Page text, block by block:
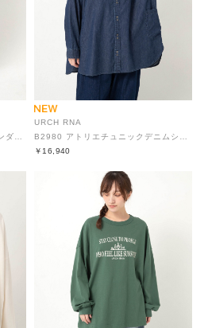
URCH RNA
￥16,940